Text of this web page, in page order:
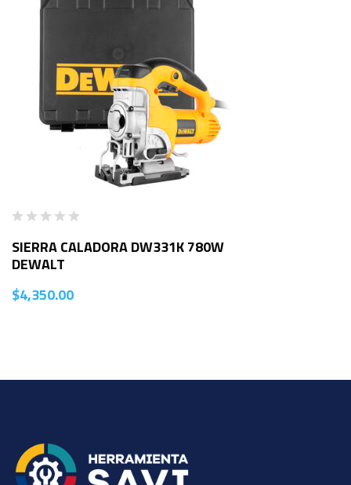
SIERRA CALADORA DW331K 780W
DEWALT
$4,350.00